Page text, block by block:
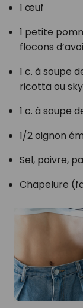
1 œuf
1 petite
flocons
1 c. à soupe
ricotta ou
1 c. à soupe
1/2 oignon
Sel, poivre,
Chapelure